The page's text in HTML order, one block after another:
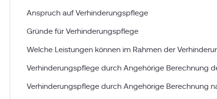
Anspruch auf Verhinderungspflege
Gründe für Verhinderungspflege
Welche Leistungen können im Rahmen der
Verhinderungspflege durch Angehörige Berechnung
Verhinderungspflege durch Angehörige Berechnung